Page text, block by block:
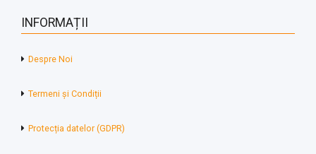
INFORMAȚII
Despre Noi
Termeni și Condiții
Protecția datelor (GDPR)